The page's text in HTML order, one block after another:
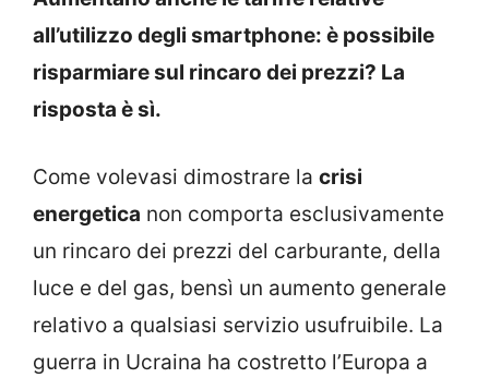
all’utilizzo degli smartphone: è possibile
risparmiare sul rincaro dei prezzi? La
risposta è sì.
Come volevasi dimostrare la crisi
energetica non comporta esclusivamente
un rincaro dei prezzi del carburante, della
luce e del gas, bensì un aumento generale
relativo a qualsiasi servizio usufruibile. La
guerra in Ucraina ha costretto l’Europa a